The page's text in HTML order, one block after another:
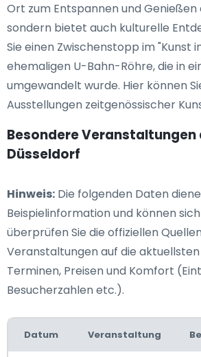
Ort zum Entspannen und
sondern bietet auch kulturelle
Sie einen Zwischenstopp im "Kunst
ehemaligen U-Bahn-Röhre, die in
umgewandelt wurde. Hier können
Ausstellungen zeitgenössischer
Besondere Veranstaltungen
Düsseldorf
Hinweis: Die folgenden Daten
Beispielinformation und können
überprüfen Sie die offiziellen
Veranstaltungen auf die
Terminen, Preisen und Komfort
Besucherzahlen etc.).
Datum Veranstaltung